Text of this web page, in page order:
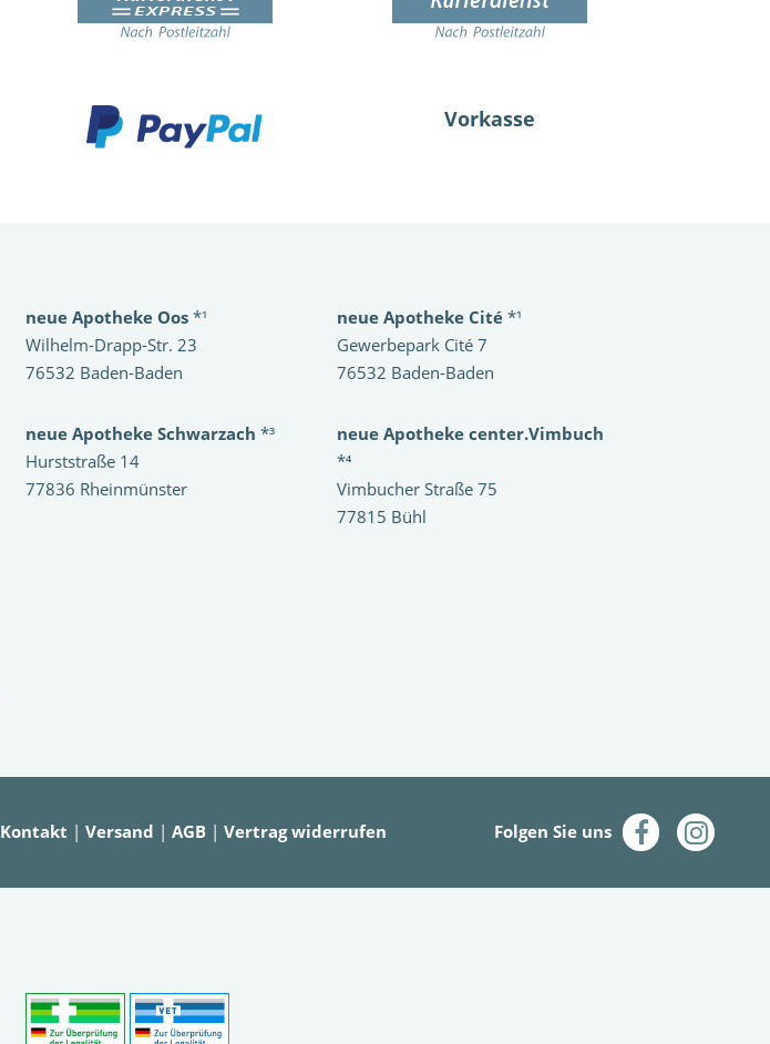
Vorkasse
neue Apotheke Oos*¹
Wilhelm-Drapp-Str. 23
76532 Baden-Baden
neue Apotheke Cité *¹
Gewerbepark Cité 7
76532 Baden-Baden
neue Apotheke Schwarzach *³
Hurststraße 14
77836 Rheinmünster
neue Apotheke center.Vimbuch
*⁴
Vimbucher Straße 75
77815 Bühl
Kontakt | Versand | AGB | Vertrag widerrufen Folgen Sie uns